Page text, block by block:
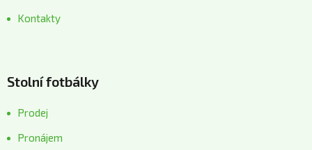
Kontakty
Stolní fotbálky
Prodej
Pronájem